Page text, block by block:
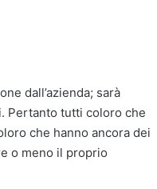
dall’azienda; sarà
Pertanto tutti coloro che
che hanno ancora dei
o meno il proprio